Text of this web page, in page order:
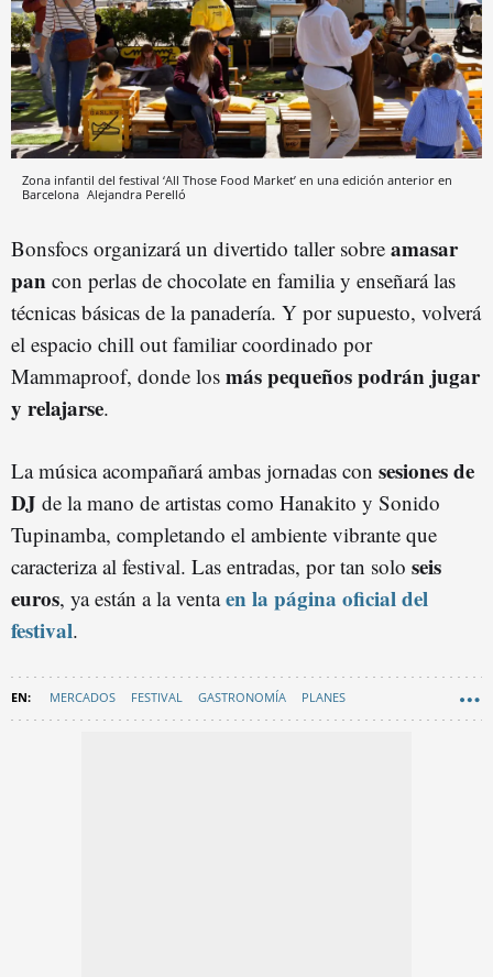
Zona infantil del festival ‘All Those Food Market’ en una edición anterior en
Barcelona Alejandra Perelló
Bonsfocs organizará un divertido taller sobre amasar
pan con perlas de chocolate en familia y enseñará las
técnicas básicas de la panadería. Y por supuesto, volverá
el espacio chill out familiar coordinado por
Mammaproof, donde los más pequeños podrán jugar
y relajarse.
La música acompañará ambas jornadas con sesiones de
DJ de la mano de artistas como Hanakito y Sonido
Tupinamba, completando el ambiente vibrante que
caracteriza al festival. Las entradas, por tan solo seis
euros, ya están a la ventaen la página oficial del
festival.
MERCADOS FESTIVAL GASTRONOMÍA PLANES